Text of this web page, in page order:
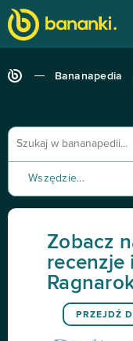
Bananapedia
Wszędzie...
Recenzja
Tutorial
Zobacz
recenzje
PRZEJDŹ